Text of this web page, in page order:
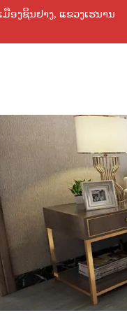
ອງຊິນຢາງ, ແຂວງເຮນານ